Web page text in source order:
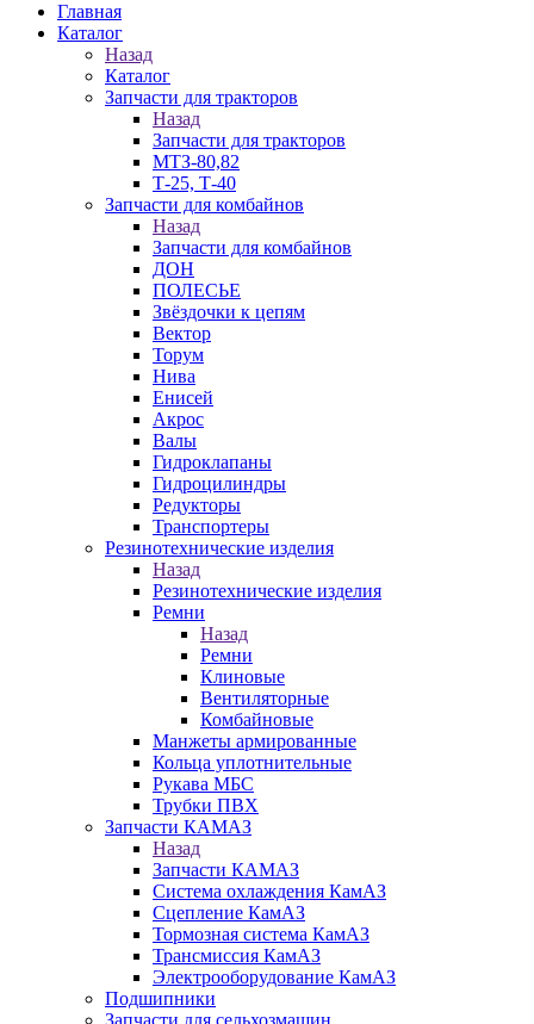
Главная
Каталог
Назад
Каталог
Запчасти для тракторов
Назад
Запчасти для тракторов
МТЗ-80,82
Т-25, Т-40
Запчасти для комбайнов
Назад
Запчасти для комбайнов
ДОН
ПОЛЕСЬЕ
Звёздочки к цепям
Вектор
Торум
Нива
Енисей
Акрос
Валы
Гидроклапаны
Гидроцилиндры
Редукторы
Транспортеры
Резинотехнические изделия
Назад
Резинотехнические изделия
Ремни
Назад
Ремни
Клиновые
Вентиляторные
Комбайновые
Манжеты армированные
Кольца уплотнительные
Рукава МБС
Трубки ПВХ
Запчасти КАМАЗ
Назад
Запчасти КАМАЗ
Система охлаждения КамАЗ
Сцепление КамАЗ
Тормозная система КамАЗ
Трансмиссия КамАЗ
Электрооборудование КамАЗ
Подшипники
Запчасти для сельхозмашин